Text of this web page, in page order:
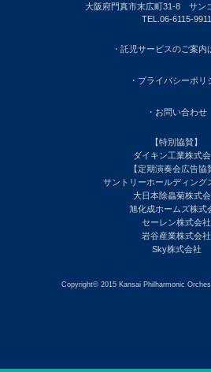
大阪府門真市末広町31-8 サン
TEL.06-6115-9911
・託児サービスのご案内
・プライバシーポリ
・お問い合わせ
【特別協賛】
ダイキン工業株式
【定期演奏会広告協
サントリーホールディング
大日本除蟲菊株式
旭化成ホームズ株式
セーレン株式会社
岩谷産業株式会社
Sky株式会社
Copyright© 2015 Kansai Philharmonic